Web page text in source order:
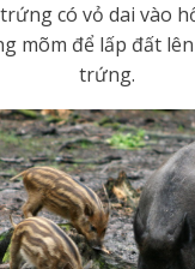
có vỏ dai vào
mõm để lấp đất
trứng.